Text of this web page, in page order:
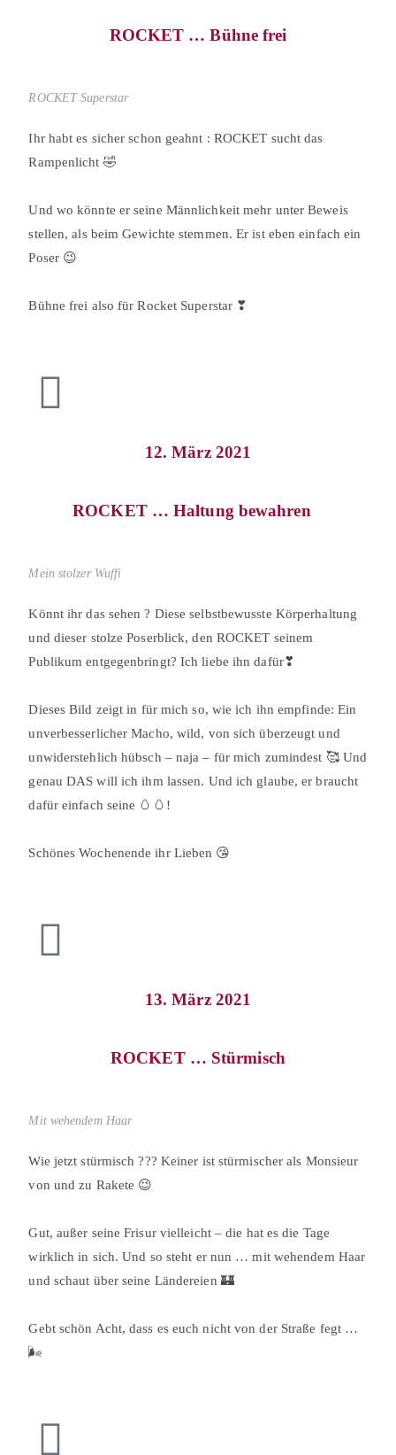
ROCKET … Bühne frei
ROCKET Superstar
Ihr habt es sicher schon geahnt : ROCKET sucht das
Rampenlicht 🤣⠀
Und wo könnte er seine Männlichkeit mehr unter Beweis
stellen, als beim Gewichte stemmen. Er ist eben einfach ein
Poser 😉⠀
Bühne frei also für Rocket Superstar ❣
12. März 2021
ROCKET … Haltung bewahren⠀
Mein stolzer Wuffi
Könnt ihr das sehen ? Diese selbstbewusste Körperhaltung
und dieser stolze Poserblick, den ROCKET seinem
Publikum entgegenbringt? Ich liebe ihn dafür❣⠀
Dieses Bild zeigt in für mich so, wie ich ihn empfinde: Ein
unverbesserlicher Macho, wild, von sich überzeugt und
unwiderstehlich hübsch – naja – für mich zumindest 🥰 Und
genau DAS will ich ihm lassen. Und ich glaube, er braucht
dafür einfach seine 🥚🥚!⠀
Schönes Wochenende ihr Lieben 😘
13. März 2021
ROCKET … Stürmisch
Mit wehendem Haar
Wie jetzt stürmisch ??? Keiner ist stürmischer als Monsieur
von und zu Rakete 😉⠀
Gut, außer seine Frisur vielleicht – die hat es die Tage
wirklich in sich. Und so steht er nun … mit wehendem Haar
und schaut über seine Ländereien 🏰⠀
Gebt schön Acht, dass es euch nicht von der Straße fegt …
🌬⠀